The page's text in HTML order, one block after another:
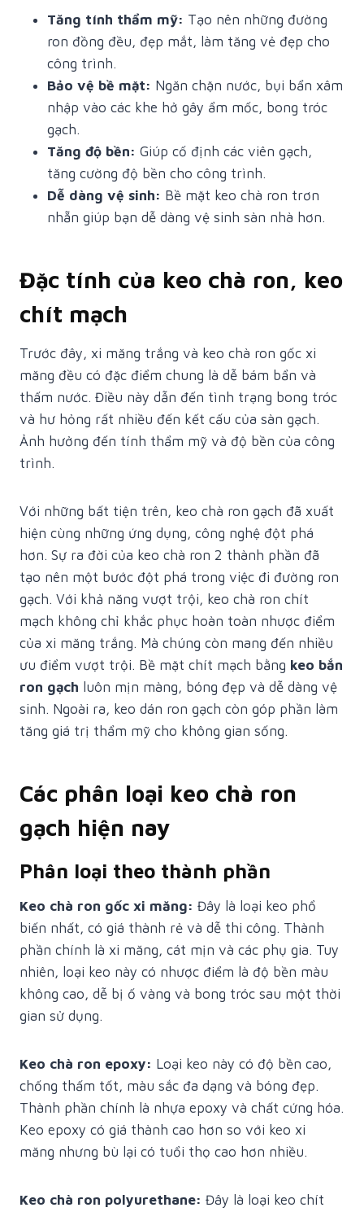
Tăng tính thẩm mỹ: Tạo nên những đường
ron đồng đều, đẹp mắt, làm tăng vẻ đẹp cho
công trình.
Bảo vệ bề mặt: Ngăn chặn nước, bụi bẩn xâm
nhập vào các khe hở gây ẩm mốc, bong tróc
gạch.
Tăng độ bền: Giúp cố định các viên gạch,
tăng cường độ bền cho công trình.
Dễ dàng vệ sinh: Bề mặt keo chà ron trơn
nhẵn giúp bạn dễ dàng vệ sinh sàn nhà hơn.
Đặc tính của keo chà ron, keo
chít mạch
Trước đây, xi măng trắng và keo chà ron gốc xi
măng đều có đặc điểm chung là dễ bám bẩn và
thấm nước. Điều này dẫn đến tình trạng bong tróc
và hư hỏng rất nhiều đến kết cấu của sàn gạch.
Ảnh hưởng đến tính thẩm mỹ và độ bền của công
trình.
Với những bất tiện trên, keo chà ron gạch đã xuất
hiện cùng những ứng dụng, công nghệ đột phá
hơn. Sự ra đời của keo chà ron 2 thành phần đã
tạo nên một bước đột phá trong việc đi đường ron
gạch. Với khả năng vượt trội, keo chà ron chít
mạch không chỉ khắc phục hoàn toàn nhược điểm
của xi măng trắng. Mà chúng còn mang đến nhiều
ưu điểm vượt trội. Bề mặt chít mạch bằng keo bắn
ron gạch luôn mịn màng, bóng đẹp và dễ dàng vệ
sinh. Ngoài ra, keo dán ron gạch còn góp phần làm
tăng giá trị thẩm mỹ cho không gian sống.
Các phân loại keo chà ron
gạch hiện nay
Phân loại theo thành phần
Keo chà ron gốc xi măng: Đây là loại keo phổ
biến nhất, có giá thành rẻ và dễ thi công. Thành
phần chính là xi măng, cát mịn và các phụ gia. Tuy
nhiên, loại keo này có nhược điểm là độ bền màu
không cao, dễ bị ố vàng và bong tróc sau một thời
gian sử dụng.
Keo chà ron epoxy: Loại keo này có độ bền cao,
chống thấm tốt, màu sắc đa dạng và bóng đẹp.
Thành phần chính là nhựa epoxy và chất cứng hóa.
Keo epoxy có giá thành cao hơn so với keo xi
măng nhưng bù lại có tuổi thọ cao hơn nhiều.
Keo chà ron polyurethane: Đây là loại keo chít